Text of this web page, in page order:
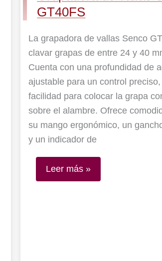
GT40FS
La grapadora de vallas Senco
clavar grapas de entre 24 y 40
Cuenta con una profundidad de
ajustable para un control
facilidad para colocar la grapa
sobre el alambre. Ofrece
su mango ergonómico, un
y un indicador de
Leer más »